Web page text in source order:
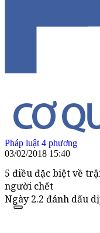
Pháp luật 4 phương
03/02/2018 15:40
5 điều đặc biệt về
người chết
Ngày 2.2 đánh dấu